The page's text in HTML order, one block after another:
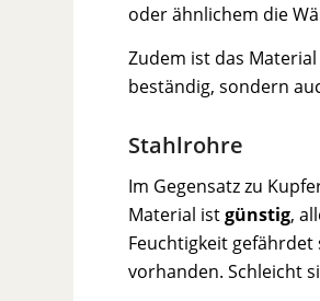
oder ähnlichem die
Zudem ist das
beständig, sondern
Stahlrohre
Im Gegensatz zu
Material istgünstig,
Feuchtigkeit
vorhanden. Schleicht